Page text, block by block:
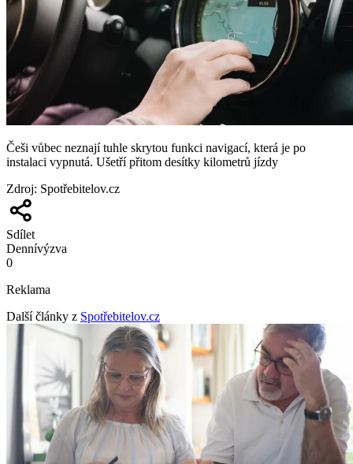
Češi vůbec neznají tuhle skrytou funkci navigací, která je po
instalaci vypnutá. Ušetří přitom desítky kilometrů jízdy
Zdroj: Spotřebitelov.cz
Sdílet
Dennívýzva
0
Reklama
Další články z Spotřebitelov.cz